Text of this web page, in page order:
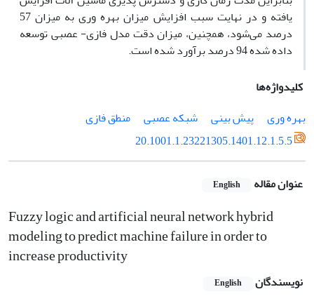
یافته و در نهایت سبب افزایش میزان بهره وری به میزان 57
درصد می‌شود، همچنین، میزان دقت مدل فازی- عصبی توسعه
داده شده 94 درصد برآورد شده است.
کلیدواژه‌ها
بهره وری
پیش بینی شبکه عصبی
منطق فازی
20.1001.1.23221305.1401.12.1.5.5
عنوان مقاله English
Fuzzy logic and artificial neural network hybrid
modeling to predict machine failure in order to
increase productivity
نویسندگان English